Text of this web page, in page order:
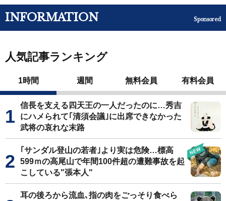
INFORMATION Sponsored
人気記事ランキング
1時間 週間 無料会員 有料会員
信長を支える四天王の一人だったのに…秀吉
にハメられて｢清須会議｣に出席できなかった
武将の哀れな末路
｢サンダル登山の若者｣より実は危険…標高
599ｍの高尾山で年間100件超の遭難事故を起
こしている"張本人"
耳の後ろから流血､指の肉をごっそり食べら